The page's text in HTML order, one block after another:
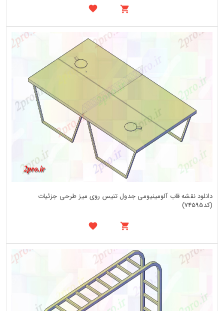
دانلود نقشه قاب آلومینیومی جدول تنیس روی میز طرحی جزئیات
(کد74595)